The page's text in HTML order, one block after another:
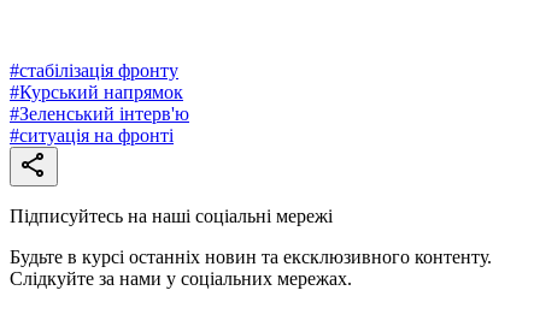
#стабілізація фронту
#Курський напрямок
#Зеленський інтерв'ю
#ситуація на фронті
Підписуйтесь на наші соціальні мережі
Будьте в курсі останніх новин та ексклюзивного контенту.
Слідкуйте за нами у соціальних мережах.